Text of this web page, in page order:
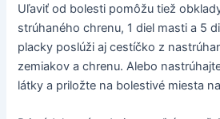
Uľaviť od bolesti pomôžu tiež
strúhaného chrenu, 1 diel masti a 5
placky poslúži aj cestíčko z
zemiakov a chrenu. Alebo
látky a priložte na bolestivé miesta